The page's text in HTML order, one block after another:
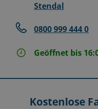
Stendal
0800 999 444 0
Geöffnet bis
Kostenlose